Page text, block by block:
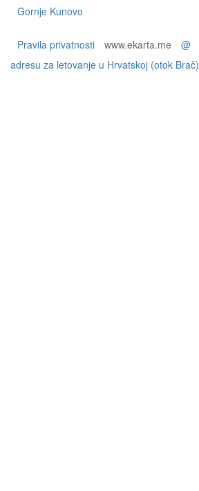
Gornje Kunovo
Pravila privatnosti www.ekarta.me @
adresu za letovanje u Hrvatskoj (otok Brač)